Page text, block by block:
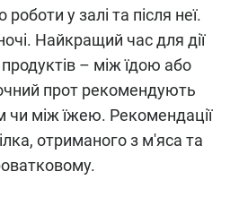
у залі та після неї.
Найкращий час для дії
– між їдою або
прот рекомендують
чи між їжею. Рекомендації
отриманого з м'яса та